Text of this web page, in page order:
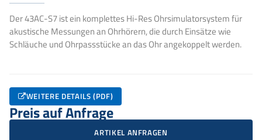
Der 43AC-S7 ist ein komplettes Hi-Res Ohrsimulatorsystem für
akustische Messungen an Ohrhörern, die durch Einsätze wie
Schläuche und Ohrpassstücke an das Ohr angekoppelt werden.
WEITERE DETAILS (PDF)
Preis auf Anfrage
ARTIKEL ANFRAGEN